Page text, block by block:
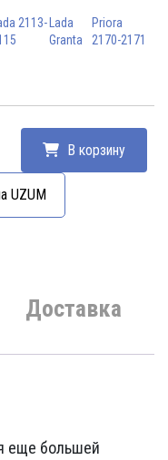
2113- Lada
Granta
Priora
2170-2171
В корзину
UZUM
Доставка
еще большей